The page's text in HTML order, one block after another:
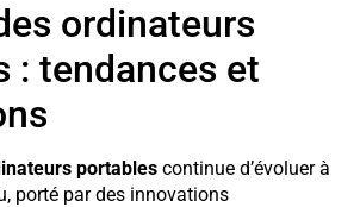
ordinateurs
: tendances et
portables continue d’évoluer à
porté par des innovations